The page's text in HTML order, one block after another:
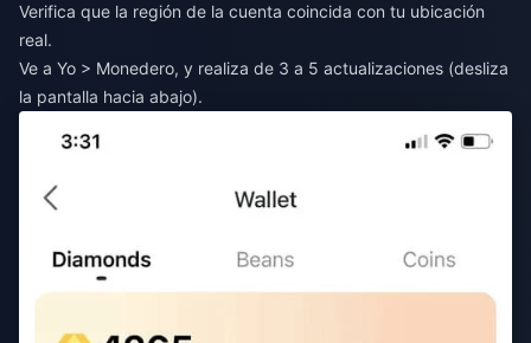
Verifica que la región de la cuenta coincida con tu ubicación
real.
Ve a Yo > Monedero, y realiza de 3 a 5 actualizaciones (desliza
la pantalla hacia abajo).